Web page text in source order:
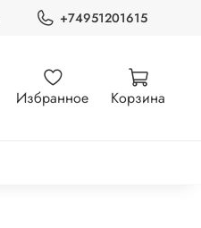
+74951201615
Избранное Корзина